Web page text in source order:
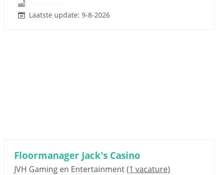
Laatste update: 9-8-2026
Floormanager Jack's Casino
JVH Gaming en Entertainment(1 vacature)